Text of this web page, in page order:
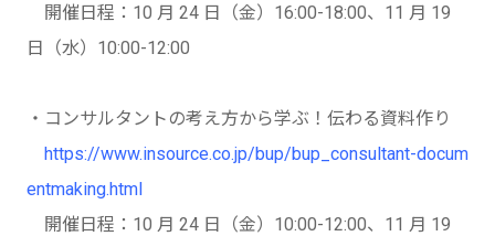
開催日程：10 月 24 日（金）16:00-18:00、11 月 19
日（水）10:00-12:00
・コンサルタントの考え方から学ぶ！伝わる資料作り
https://www.insource.co.jp/bup/bup_consultant-docum
entmaking.html
開催日程：10 月 24 日（金）10:00-12:00、11 月 19